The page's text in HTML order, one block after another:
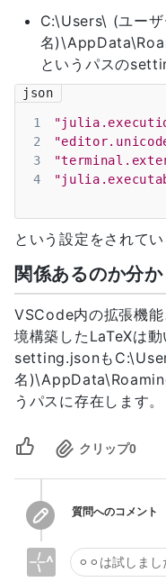
C:\Users\ (ユーザ
名
というパスの
json
1
2
3
4
という設定をされてい
関係あるのか分
VSCode内の拡張機
境構築したLaTeXは
setting.jsonも
名
うパスに存在します。
クリップ0
質問へのコメント
⚪︎⚪︎は試しまし